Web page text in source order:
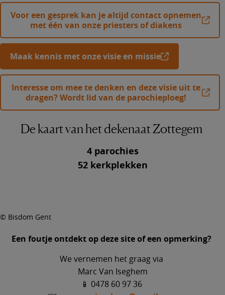
Voor een gesprek kan je altijd contact opnemen
met één van onze priesters of diakens
Maak kennis met onze visie en missie
Interesse om mee te denken en deze visie uit te
dragen? Wordt lid van de parochieploeg!
De kaart van het dekenaat Zottegem
4 parochies
52 kerkplekken
© Bisdom Gent
Een foutje ontdekt op deze site of een opmerking?
We vernemen het graag via
Marc Van Iseghem
📱 0478 60 97 36